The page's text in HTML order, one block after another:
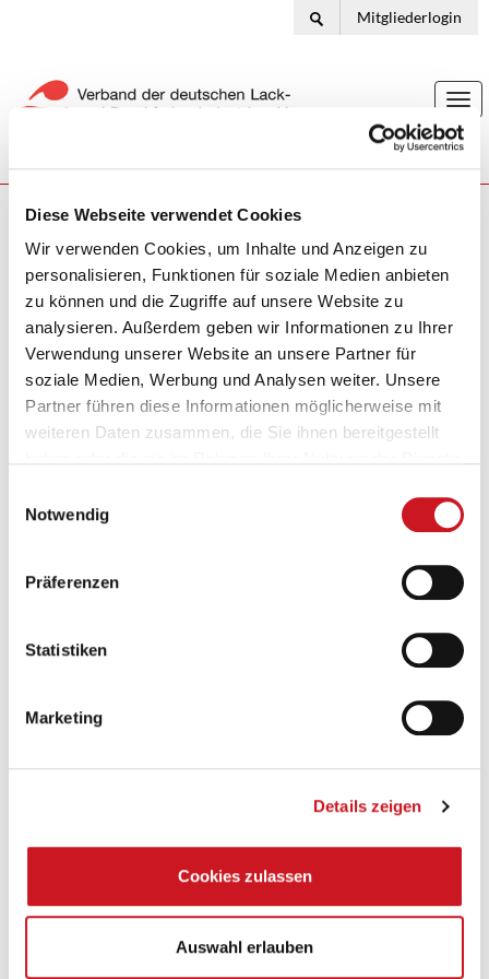
Diese Webseite verwendet Cookies
Wir verwenden Cookies, um Inhalte und Anzeigen zu
personalisieren, Funktionen für soziale Medien anbieten
zu können und die Zugriffe auf unsere Website zu
analysieren. Außerdem geben wir Informationen zu Ihrer
Verwendung unserer Website an unsere Partner für
soziale Medien, Werbung und Analysen weiter. Unsere
Partner führen diese Informationen möglicherweise mit
weiteren Daten zusammen, die Sie ihnen bereitgestellt
Notwendig
Präferenzen
Statistiken
Marketing
Details zeigen
Cookies zulassen
Auswahl erlauben
Mitgliederlogin
Importe und Exporte 2023 im Vergleich zu 2022
Aktuelle Statistiken für die Lack- und
Druckfarbenindustrie
16.02.2024
Importe und Exporte 2023 im Vergleich zu 2022
Die Grafik zeigt die Marktentwicklung der Importe und Exporte 2023